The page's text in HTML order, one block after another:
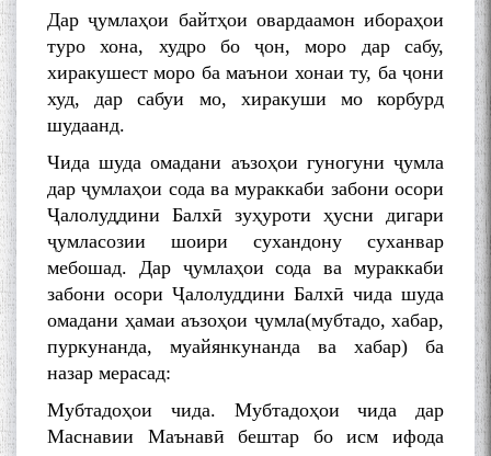
Дар ҷумлаҳои байтҳои овардаамон ибораҳои
туро хона, худро бо ҷон, моро дар сабу,
хиракушест моро ба маънои хонаи ту, ба ҷони
худ, дар сабуи мо, хиракуши мо корбурд
шудаанд.
Чида шуда омадани аъзоҳои гуногуни ҷумла
дар ҷумлаҳои сода ва мураккаби забони осори
Ҷалолуддини Балхӣ зуҳуроти ҳусни дигари
ҷумласозии шоири сухандону суханвар
мебошад. Дар ҷумлаҳои сода ва мураккаби
забони осори Ҷалолуддини Балхӣ чида шуда
омадани ҳамаи аъзоҳои ҷумла(мубтадо, хабар,
пуркунанда, муайянкунанда ва хабар) ба
назар мерасад:
Мубтадоҳои чида. Мубтадоҳои чида дар
Маснавии Маънавӣ бештар бо исм ифода